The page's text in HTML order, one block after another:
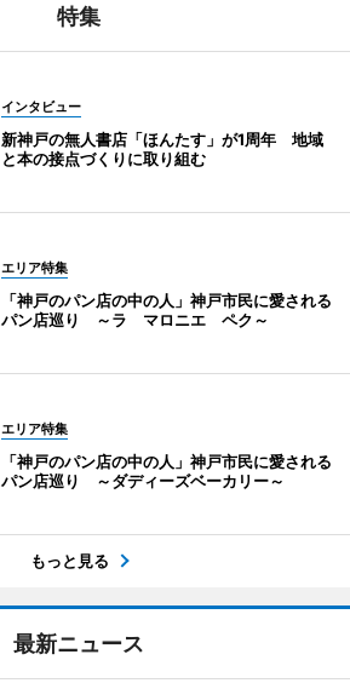
特集
インタビュー
新神戸の無人書店「ほんたす」が1周年 地域
と本の接点づくりに取り組む
エリア特集
「神戸のパン店の中の人」神戸市民に愛される
パン店巡り ～ラ マロニエ ペク～
エリア特集
「神戸のパン店の中の人」神戸市民に愛される
パン店巡り ～ダディーズベーカリー～
もっと見る
最新ニュース